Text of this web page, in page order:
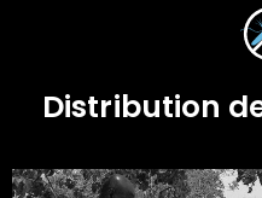
Distribution